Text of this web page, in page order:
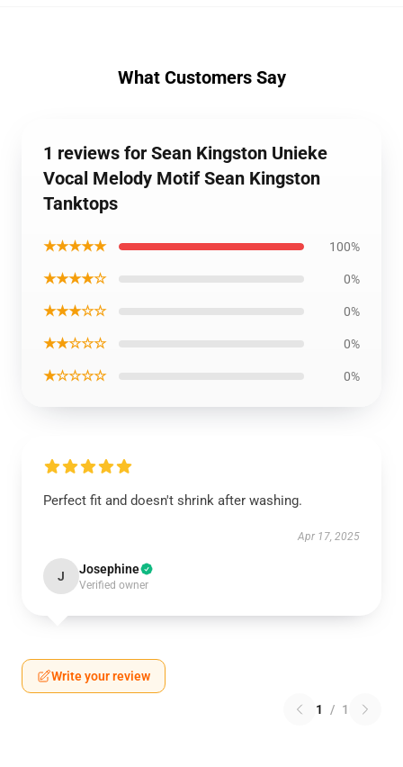
What Customers Say
1 reviews for Sean Kingston Unieke
Vocal Melody Motif Sean Kingston
Tanktops
★★★★★ 100%
★★★★☆ 0%
★★★☆☆ 0%
★★☆☆☆ 0%
★☆☆☆☆ 0%
Perfect fit and doesn't shrink after washing.
Apr 17, 2025
J Josephine
Verified owner
Write your review
1 / 1